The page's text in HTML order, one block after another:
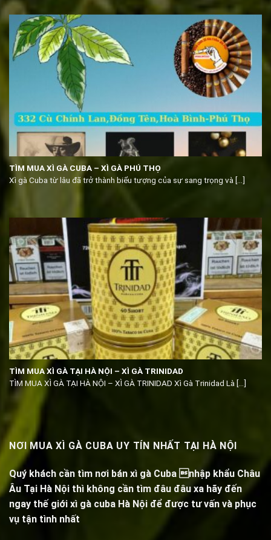
TÌM MUA XÌ GÀ CUBA – XÌ GÀ PHÚ THỌ
Xì gà Cuba từ lâu đã trở thành biểu tượng của sự sang trọng và [...]
TÌM MUA XÌ GÀ TẠI HÀ NỘI – XÌ GÀ TRINIDAD
TÌM MUA XÌ GÀ TẠI HÀ NỘI – XÌ GÀ TRINIDAD Xì Gà Trinidad Là [...]
NƠI MUA XÌ GÀ CUBA UY TÍN NHẤT TẠI HÀ NỘI
Quý khách cần tìm nơi bán xì gà Cuba nhập khẩu Châu
Âu Tại Hà Nội thì không cần tìm đâu đâu xa hãy đến
ngay thế giới xì gà cuba Hà Nội để được tư vấn và phục
vụ tận tình nhất